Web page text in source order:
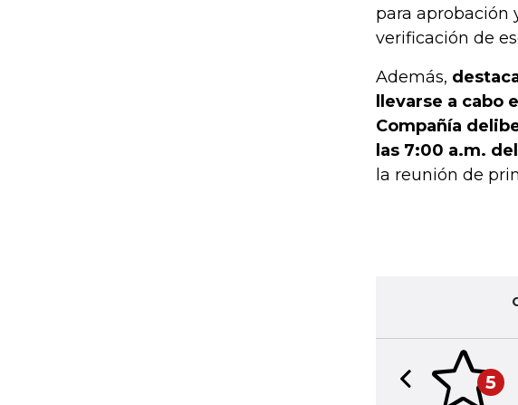
para aprobación
verificación de
Además,
llevarse a cabo
Compañía
las 7:00 a.m.
la reunión de
5
Previous slide